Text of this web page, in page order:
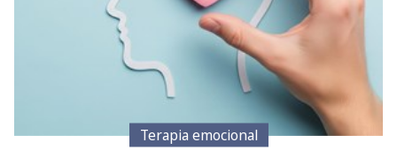
¿Se puede realmente aprender a ser más
Terapia emocional